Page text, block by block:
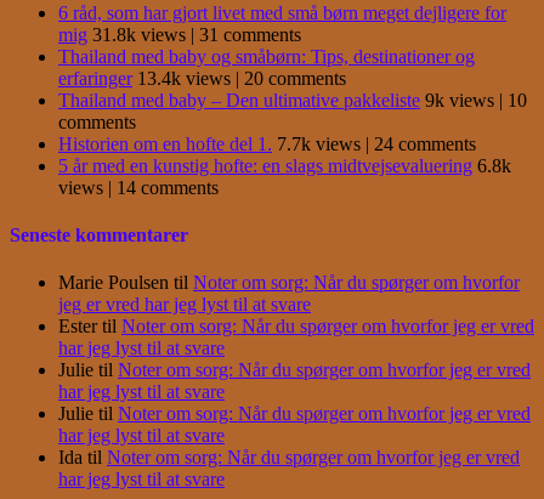
6 råd, som har gjort livet med små børn meget dejligere for
mig 31.8k views | 31 comments
Thailand med baby og småbørn: Tips, destinationer og
erfaringer 13.4k views | 20 comments
Thailand med baby – Den ultimative pakkeliste 9k views | 10
comments
Historien om en hofte del 1. 7.7k views | 24 comments
5 år med en kunstig hofte: en slags midtvejsevaluering 6.8k
views | 14 comments
Seneste kommentarer
Marie Poulsen til Noter om sorg: Når du spørger om hvorfor
jeg er vred har jeg lyst til at svare
Estertil Noter om sorg: Når du spørger om hvorfor jeg er vred
har jeg lyst til at svare
Julie til Noter om sorg: Når du spørger om hvorfor jeg er vred
har jeg lyst til at svare
Julie til Noter om sorg: Når du spørger om hvorfor jeg er vred
har jeg lyst til at svare
Ida til Noter om sorg: Når du spørger om hvorfor jeg er vred
har jeg lyst til at svare